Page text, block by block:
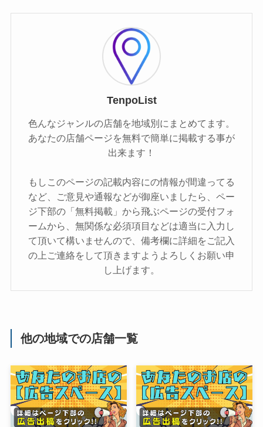
TenpoList
色んなジャンルの店舗を地域別にまとめてます。
あなたの店舗ページを無料で簡単に掲載する事が
出来ます！
もしこのページの記載内容にの情報が間違ってる
など、ご意見や通報などが御座いましたら、ペー
ジ下部の「無料掲載」から飛ぶページの受付フォ
ームから、無関係な必須項目などは適当に入力し
て頂いて構いませんので、備考欄に詳細をご記入
の上ご連絡をして頂きますようよろしくお願い申
し上げます。
他の地域での店舗一覧